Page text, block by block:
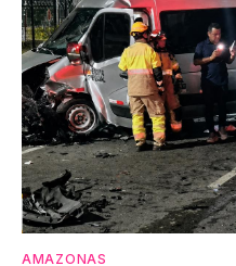
AMAZONAS